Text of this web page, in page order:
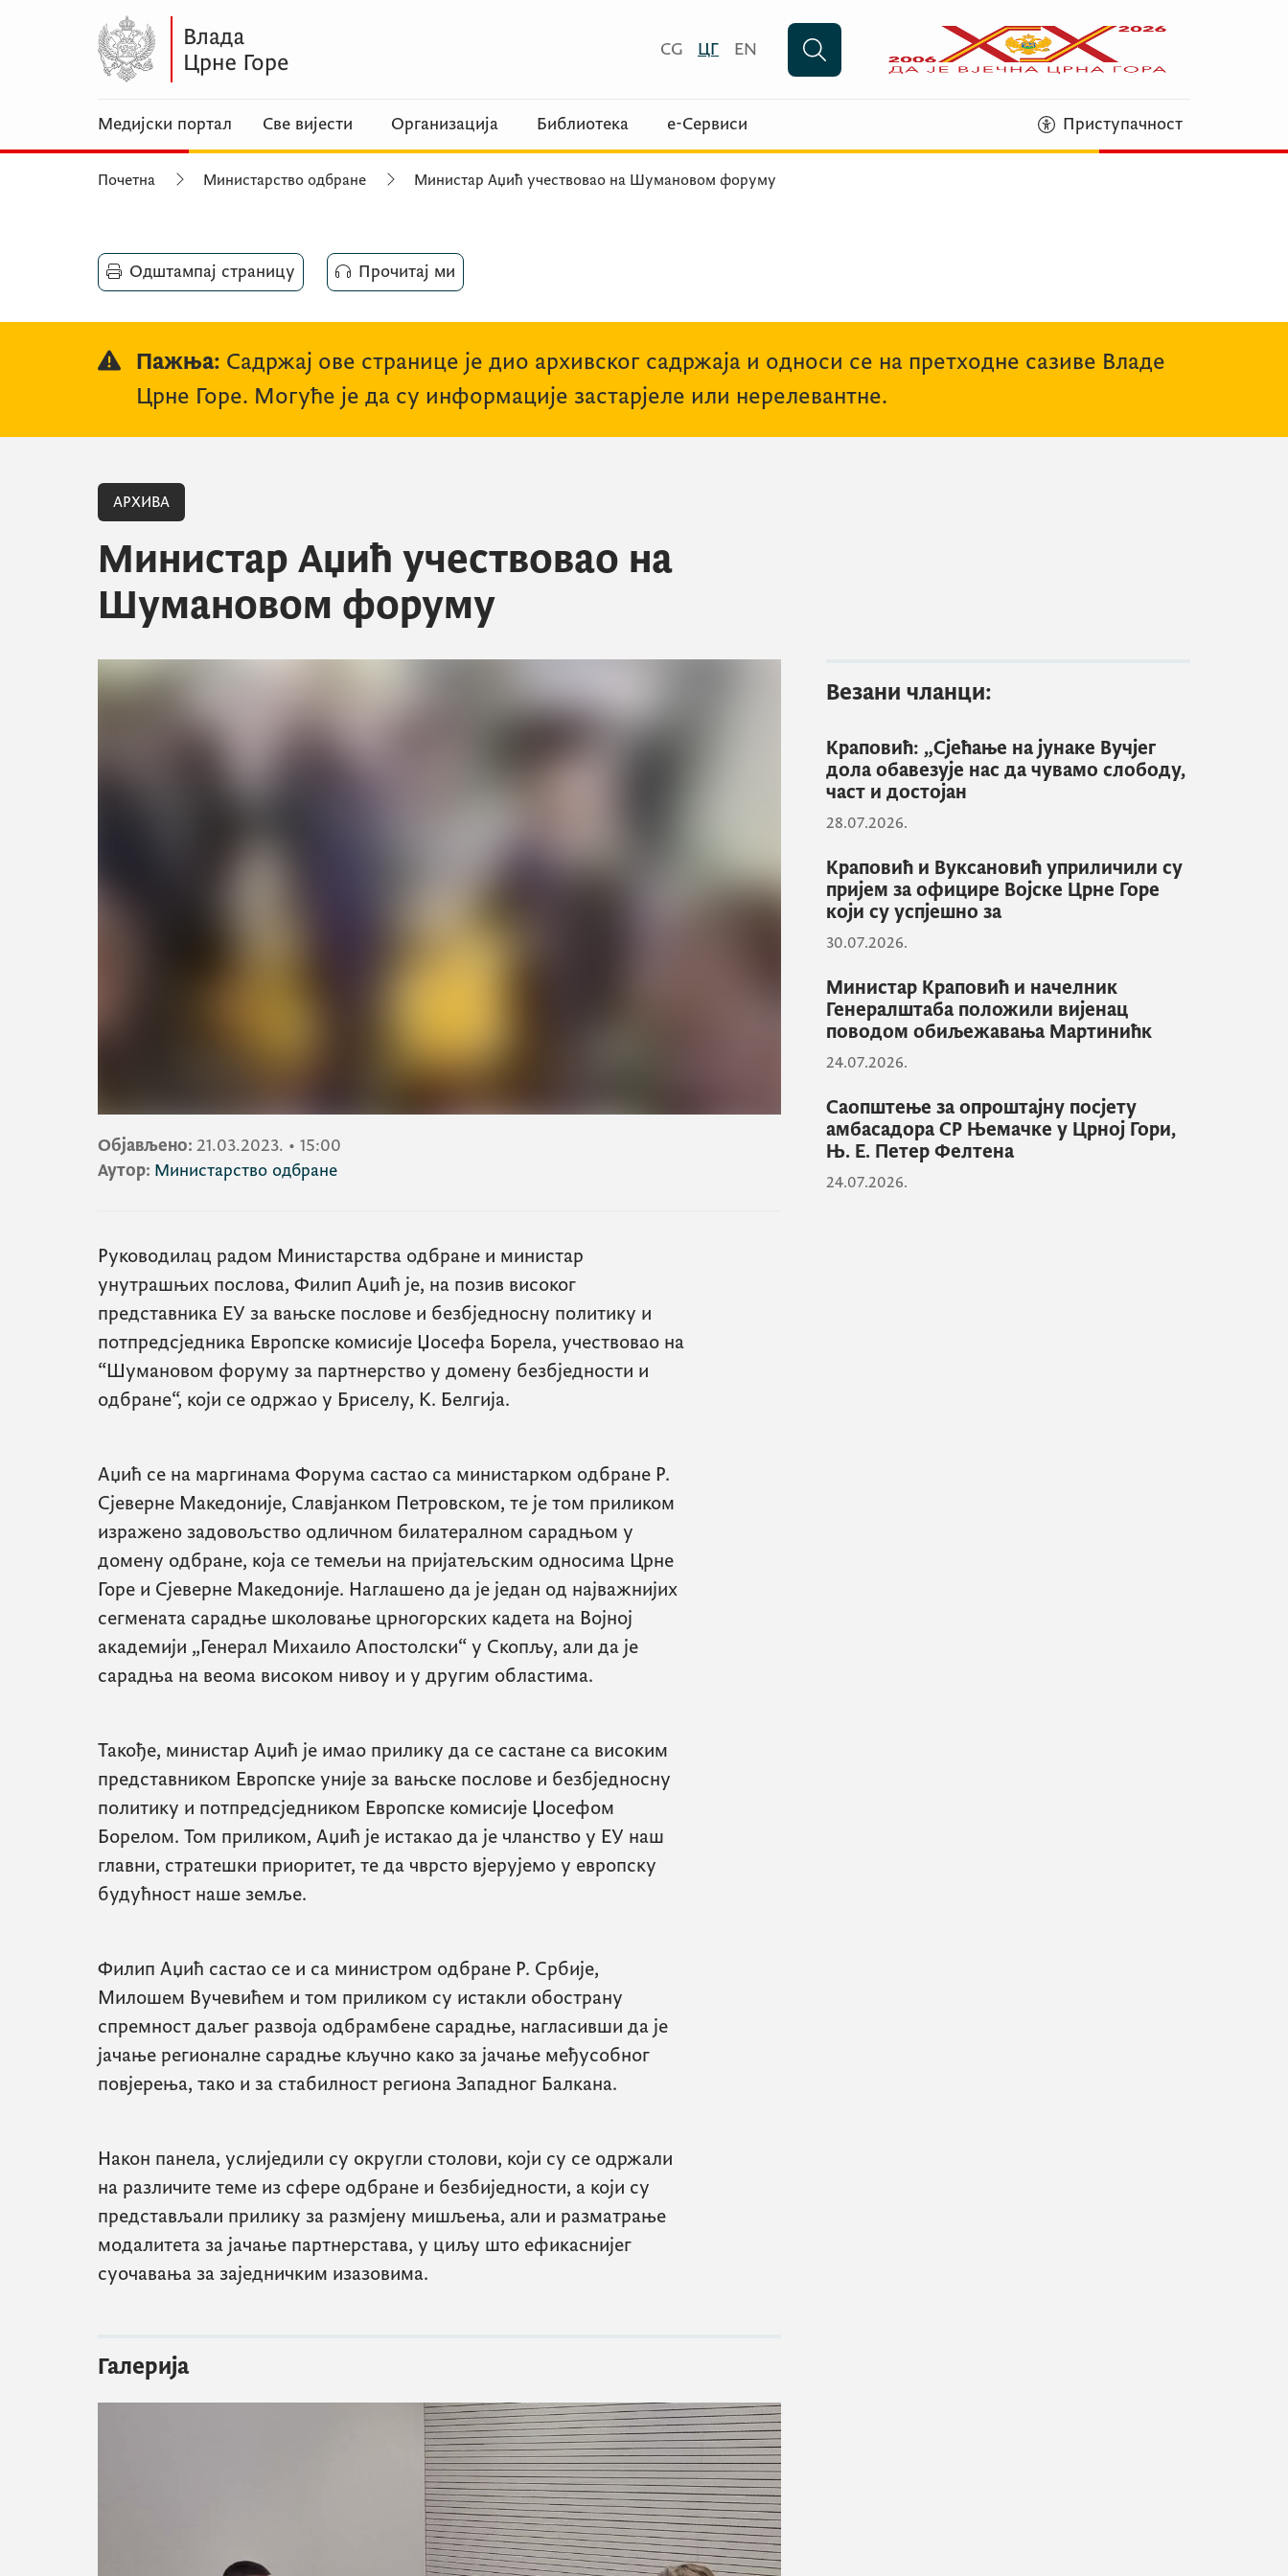
CG ЦГ EN
Медијски портал Све вијести Организација Библиотека е-Сервиси Приступачност
Почетна Министарство одбране Министар Аџић учествовао на Шумановом форуму
Одштампај страницу Прочитај ми
Пажња: Садржај ове странице је дио архивског садржаја и односи се на претходне сазиве Владе
Црне Горе. Могуће је да су информације застарјеле или нерелевантне.
АРХИВА
Министар Аџић учествовао на
Шумановом форуму
Објављено: 21.03.2023. • 15:00
Аутор: Министарство одбране
Руководилац радом Министарства одбране и министар
унутрашњих послова, Филип Аџић је, на позив високог
представника ЕУ за вањске послове и безбједносну политику и
потпредсједника Европске комисије Џосефа Борела, учествовао на
“Шумановом форуму за партнерство у домену безбједности и
одбране“, који се одржао у Бриселу, К. Белгија.
Аџић се на маргинама Форума састао са министарком одбране Р.
Сјеверне Македоније, Славјанком Петровском, те је том приликом
изражено задовољство одличном билатералном сарадњом у
домену одбране, која се темељи на пријатељским односима Црне
Горе и Сјеверне Македоније. Наглашено да је један од најважнијих
сегмената сарадње школовање црногорских кадета на Војној
академији „Генерал Михаило Апостолски“ у Скопљу, али да је
сарадња на веома високом нивоу и у другим областима.
Такође, министар Аџић је имао прилику да се састане са високим
представником Европске уније за вањске послове и безбједносну
политику и потпредсједником Европске комисије Џосефом
Борелом. Том приликом, Аџић је истакао да је чланство у ЕУ наш
главни, стратешки приоритет, те да чврсто вјерујемо у европску
будућност наше земље.
Филип Аџић састао се и са министром одбране Р. Србије,
Милошем Вучевићем и том приликом су истакли обострану
спремност даљег развоја одбрамбене сарадње, нагласивши да је
јачање регионалне сарадње кључно како за јачање међусобног
повјерења, тако и за стабилност региона Западног Балкана.
Након панела, услиједили су округли столови, који су се одржали
на различите теме из сфере одбране и безбиједности, а који су
представљали прилику за размјену мишљења, али и разматрање
модалитета за јачање партнерстава, у циљу што ефикаснијег
суочавања за заједничким изазовима.
Галерија
Везани чланци:
Краповић: „Сјећање на јунаке Вучјег
дола обавезује нас да чувамо слободу,
част и достојан
28.07.2026.
Краповић и Вуксановић уприличили су
пријем за официре Војске Црне Горе
који су успјешно за
30.07.2026.
Министар Краповић и начелник
Генералштаба положили вијенац
поводом обиљежавања Мартинићк
24.07.2026.
Саопштење за опроштајну посјету
амбасадора СР Њемачке у Црној Гори,
Њ. Е. Петер Фелтена
24.07.2026.